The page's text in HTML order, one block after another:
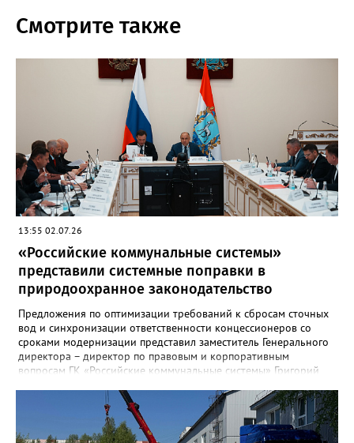
Смотрите также
13:55 02.07.26
«Российские коммунальные системы»
представили системные поправки в
природоохранное законодательство
Предложения по оптимизации требований к сбросам сточных
вод и синхронизации ответственности концессионеров со
сроками модернизации представил заместитель Генерального
директора – директор по правовым и корпоративным
вопросам ГК «Российские коммунальные системы» Григорий
строительству и ЖКХ в Самаре. В мероприятии приняли
участие председатель Комитета Сергей Пахомов, его первый
заместитель Владимир Кошелев, руководство Самарской